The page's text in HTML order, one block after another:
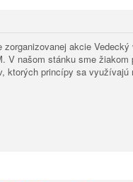
akcie
V našom stánku sme žiakom
ktorých princípy sa využívajú